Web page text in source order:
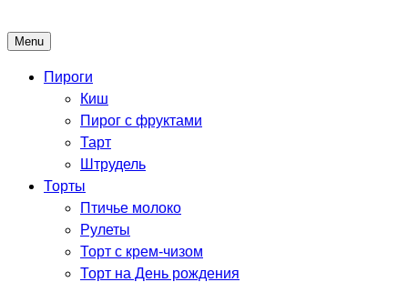
Рецепты выпечки для всех
Menu
Пироги
Киш
Пирог с фруктами
Тарт
Штрудель
Торты
Птичье молоко
Рулеты
Торт с крем-чизом
Торт на День рождения